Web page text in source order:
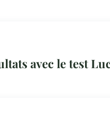
avec le test